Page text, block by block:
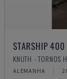
STARSHIP 400
KNUTH - TORNOS
ALEMANHA